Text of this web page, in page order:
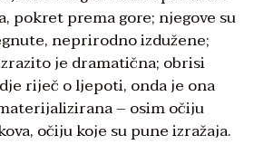
pokret prema gore; njegove su
neprirodno izdužene;
je dramatična; obrisi
riječ o ljepoti, onda je ona
– osim očiju
očiju koje su pune izražaja.